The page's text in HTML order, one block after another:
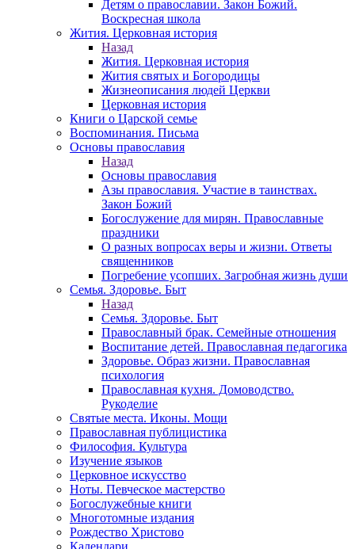
Детям о православии. Закон Божий.
Воскресная школа
Жития. Церковная история
Назад
Жития. Церковная история
Жития святых и Богородицы
Жизнеописания людей Церкви
Церковная история
Книги о Царской семье
Воспоминания. Письма
Основы православия
Назад
Основы православия
Азы православия. Участие в таинствах.
Закон Божий
Богослужение для мирян. Православные
праздники
О разных вопросах веры и жизни. Ответы
священников
Погребение усопших. Загробная жизнь души
Семья. Здоровье. Быт
Назад
Семья. Здоровье. Быт
Православный брак. Семейные отношения
Воспитание детей. Православная педагогика
Здоровье. Образ жизни. Православная
психология
Православная кухня. Домоводство.
Рукоделие
Святые места. Иконы. Мощи
Православная публицистика
Философия. Культура
Изучение языков
Церковное искусство
Ноты. Певческое мастерство
Богослужебные книги
Многотомные издания
Рождество Христово
Календари